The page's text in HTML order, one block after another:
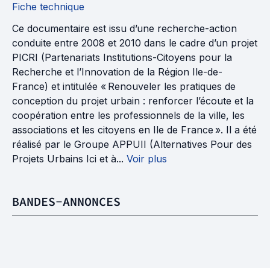
Fiche technique
Ce documentaire est issu d’une recherche-action
conduite entre 2008 et 2010 dans le cadre d’un projet
PICRI (Partenariats Institutions-Citoyens pour la
Recherche et l’Innovation de la Région Ile-de-
France) et intitulée « Renouveler les pratiques de
conception du projet urbain : renforcer l’écoute et la
coopération entre les professionnels de la ville, les
associations et les citoyens en Ile de France ». Il a été
réalisé par le Groupe APPUII (Alternatives Pour des
Projets Urbains Ici et à... Voir plus
BANDES-ANNONCES